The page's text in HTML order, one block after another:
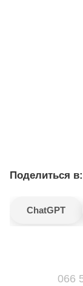
Поделиться в:
ChatGPT
066